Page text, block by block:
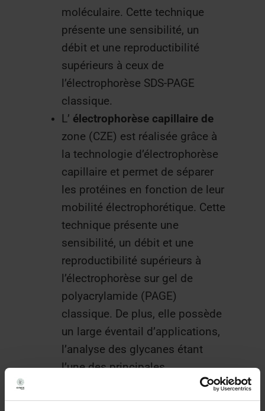
moléculaire. Cette technique
présente une sensibilité, un
débit et une reproductibilité
supérieurs à ceux de
l’électrophorèse SDS-PAGE
classique.
L’ électrophorèse capillaire de
zone (CZE) est réalisée grâce à
la technologie d’électrophorèse
capillaire et permet de séparer
les protéines en fonction de leur
mobilité électrophorétique. Cette
technique présente une
sensibilité, un débit et une
reproductibilité supérieurs à
l’électrophorèse sur gel de
polyacrylamide (PAGE)
classique. De plus, elle possède
un large éventail d’applications,
l’analyse des glycanes étant
l’une des principales
caractérisation des anticorps